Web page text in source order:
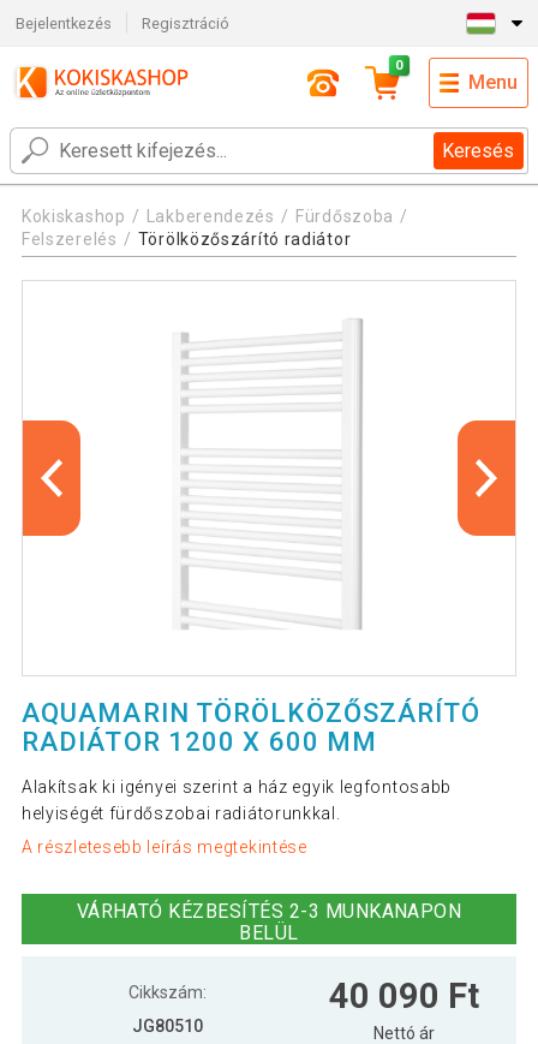
Bejelentkezés Regisztráció
Keresés
0
Menu
Kokiskashop Lakberendezés
Fürdőszoba
Felszerelés
Törölközőszárító radiátor
AQUAMARIN TÖRÖLKÖZŐSZÁRÍTÓ
RADIÁTOR 1200 X 600 MM
Alakítsak ki igényei szerint a ház egyik legfontosabb
helyiségét fürdőszobai radiátorunkkal.
A részletesebb leírás megtekintése
VÁRHATÓ KÉZBESÍTÉS 2-3 MUNKANAPON
BELÜL
Cikkszám:
JG80510
40 090 Ft
Nettó ár